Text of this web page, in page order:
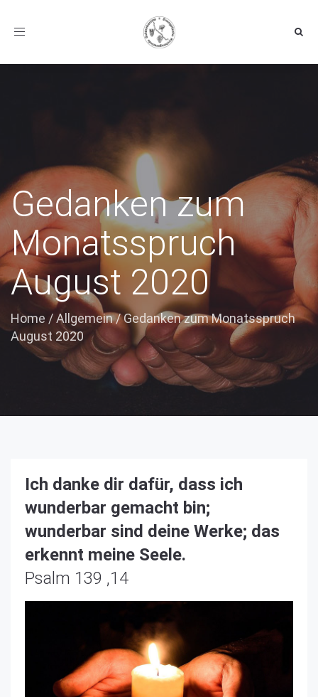
Toggle navigation
Gedanken zum
Monatsspruch
August 2020
Home /Allgemein/Gedanken zum Monatsspruch
August 2020
Ich danke dir dafür, dass ich
wunderbar gemacht bin;
wunderbar sind deine Werke; das
erkennt meine Seele.
Psalm 139 ,14